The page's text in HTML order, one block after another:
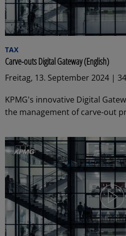
TAX
Carve-outs Digital Gateway (English)
Freitag, 13. September 2024 |
KPMG's innovative Digital
the management of carve-out